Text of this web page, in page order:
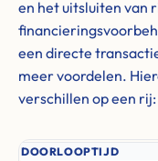
en het uitsluiten van
een directe
meer voordelen.
verschillen op een rij:
DOORLOOPTIJD